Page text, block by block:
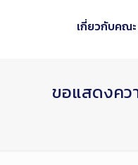
เกี่ยวกับคณะ
ขอแสดงคว